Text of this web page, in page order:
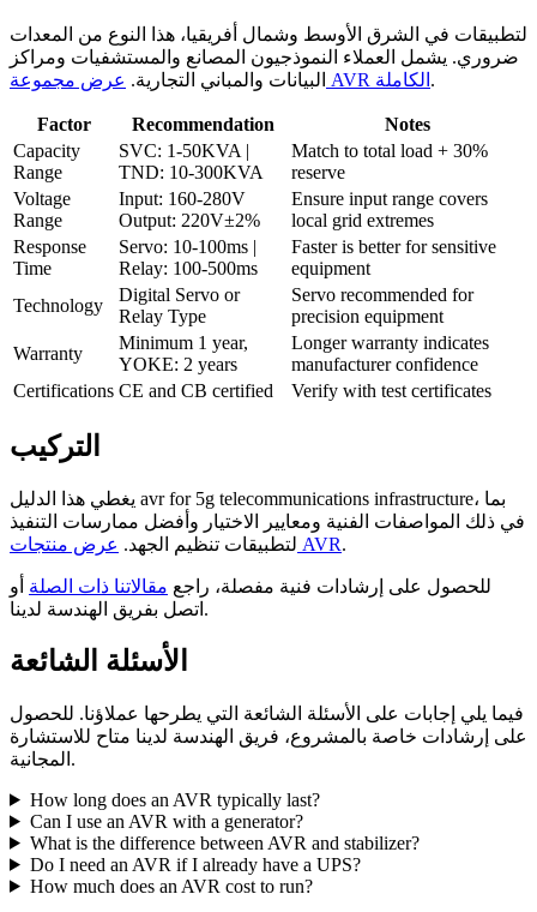
لتطبيقات في الشرق الأوسط وشمال أفريقيا، هذا النوع من المعدات
ضروري. يشمل العملاء النموذجيون المصانع والمستشفيات ومراكز
البيانات والمباني التجارية.
عرض مجموعة AVR الكاملة .
Factor Recommendation
Notes
Capacity
Range
SVC: 1-50KVA |
TND: 10-300KVA
Match to total load + 30%
reserve
Voltage
Range
Input: 160-280V
Output: 220V±2%
Ensure input range covers
local grid extremes
Response
Time
Servo: 10-100ms |
Relay: 100-500ms
Faster is better for sensitive
equipment
Technology
Digital Servo or
Relay Type
Servo recommended for
precision equipment
Warranty
Minimum 1 year,
YOKE: 2 years
Longer warranty indicates
manufacturer confidence
Certifications CE and CB certified Verify with test certificates
التركيب
يغطي هذا الدليل avr for 5g telecommunications infrastructure، بما
في ذلك المواصفات الفنية ومعايير الاختيار وأفضل ممارسات التنفيذ
لتطبيقات تنظيم الجهد. عرض منتجات AVR.
للحصول على إرشادات فنية مفصلة، راجع مقالاتنا ذات الصلة أو
اتصل بفريق الهندسة لدينا.
الأسئلة الشائعة
فيما يلي إجابات على الأسئلة الشائعة التي يطرحها عملاؤنا. للحصول
على إرشادات خاصة بالمشروع، فريق الهندسة لدينا متاح للاستشارة
المجانية.
How long does an AVR typically last?
Can I use an AVR with a generator?
What is the difference between AVR and stabilizer?
Do I need an AVR if I already have a UPS?
How much does an AVR cost to run?